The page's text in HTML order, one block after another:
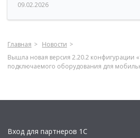
09.02.2026
Главная
Новости
Вышла новая версия 2.20.2 конфигурации
подключаемого оборудования для
Вход для партнеров 1С